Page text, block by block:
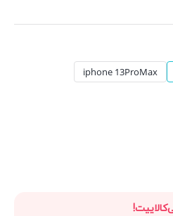
iphone 13ProMax